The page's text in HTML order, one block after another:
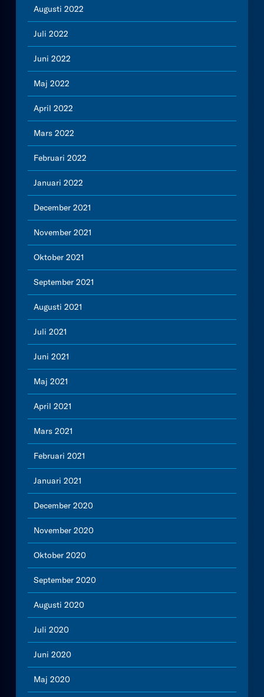
Augusti 2022
Juli 2022
Juni 2022
Maj 2022
April 2022
Mars 2022
Februari 2022
Januari 2022
December 2021
November 2021
Oktober 2021
September 2021
Augusti 2021
Juli 2021
Juni 2021
Maj 2021
April 2021
Mars 2021
Februari 2021
Januari 2021
December 2020
November 2020
Oktober 2020
September 2020
Augusti 2020
Juli 2020
Juni 2020
Maj 2020